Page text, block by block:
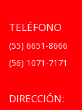
TELÉFONO
(55) 6651-8666
(56) 1071-7171
DIRECCIÓN: